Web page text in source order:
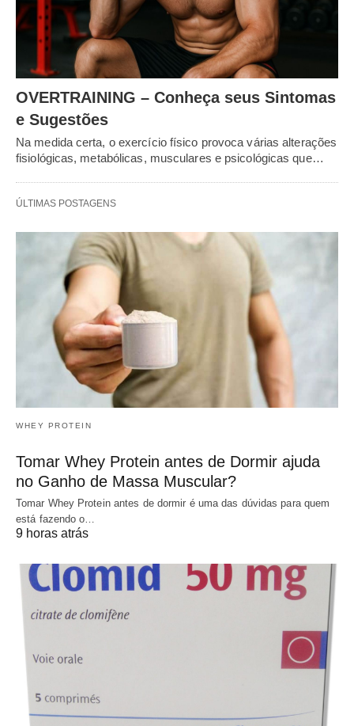
OVERTRAINING – Conheça seus Sintomas
e Sugestões
Na medida certa, o exercício físico provoca várias alterações
fisiológicas, metabólicas, musculares e psicológicas que…
ÚLTIMAS POSTAGENS
WHEY PROTEIN
Tomar Whey Protein antes de Dormir ajuda
no Ganho de Massa Muscular?
Tomar Whey Protein antes de dormir é uma das dúvidas para quem
está fazendo o…
9 horas atrás